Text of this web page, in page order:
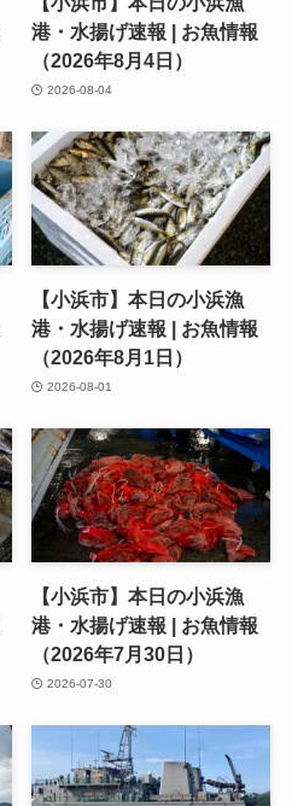
港・水揚げ速報 | お魚情報
（2026年8月4日）
2026-08-04
【小浜市】本日の小浜漁
港・水揚げ速報 | お魚情報
（2026年8月1日）
2026-08-01
【小浜市】本日の小浜漁
港・水揚げ速報 | お魚情報
（2026年7月30日）
2026-07-30